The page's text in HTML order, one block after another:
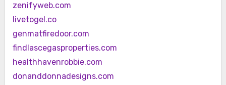
zenifyweb.com
livetogel.co
genmatfiredoor.com
findlascegasproperties.com
healthhavenrobbie.com
donanddonnadesigns.com